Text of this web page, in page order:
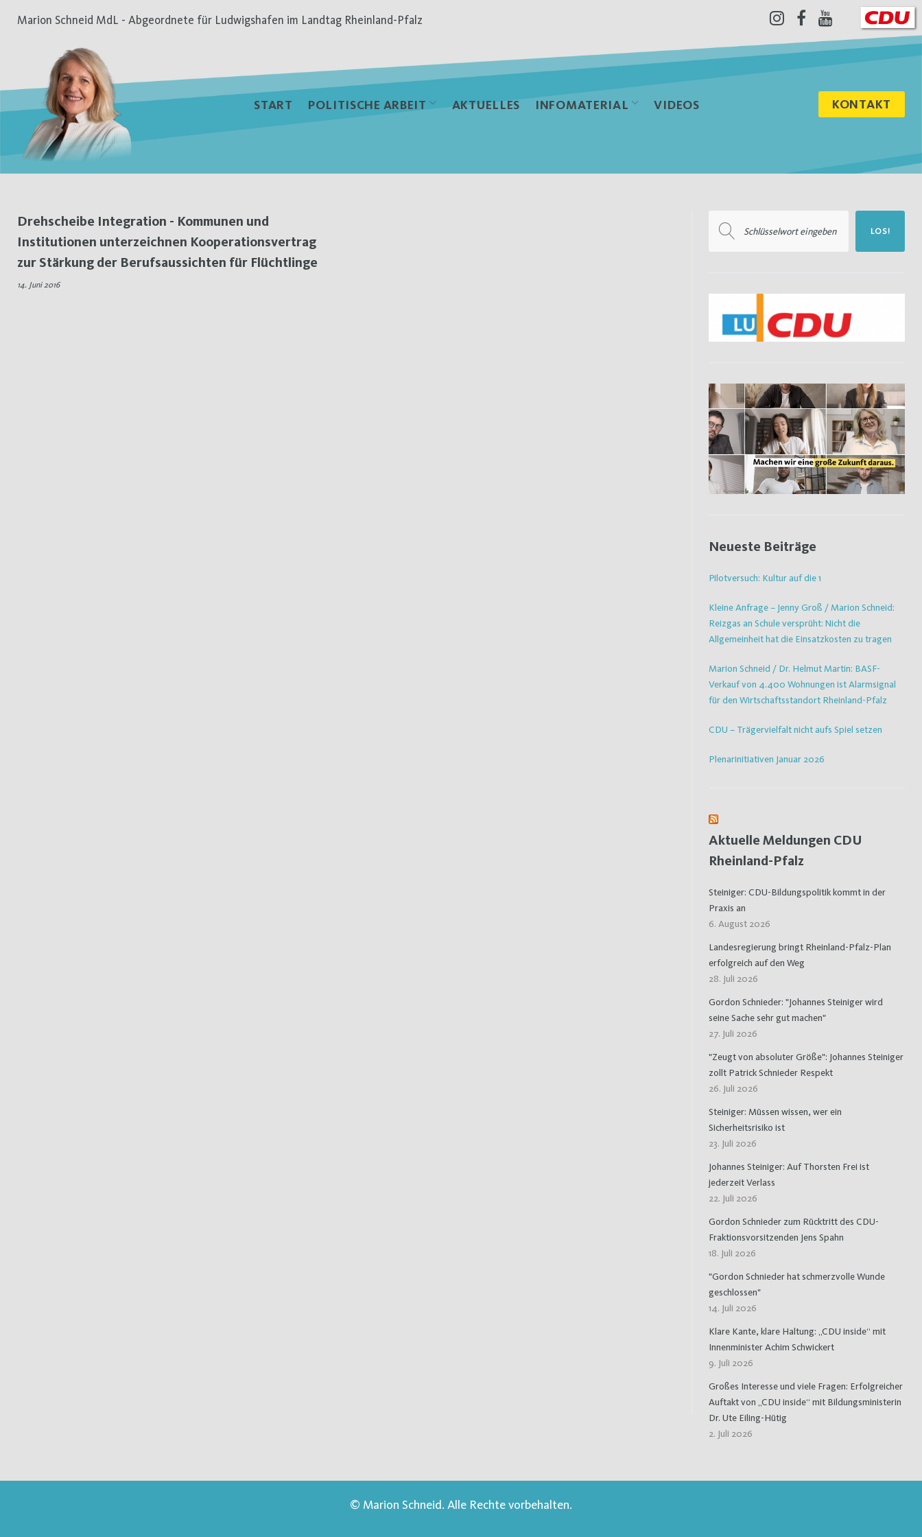
Inhalt
Marion Schneid MdL - Abgeordnete für Ludwigshafen im Landtag Rheinland-Pfalz
Instagram
Facebook
Youtube
START POLITISCHE ARBEIT AKTUELLES INFOMATERIAL VIDEOS KONTAKT
Schlagwort:
Arbeitswelt
Drehscheibe Integration - Kommunen und
Institutionen unterzeichnen Kooperationsvertrag
zur Stärkung der Berufsaussichten für Flüchtlinge
14. Juni 2016
nach:
LOS!
Neueste Beiträge
Pilotversuch: Kultur auf die 1
Kleine Anfrage – Jenny Groß / Marion Schneid:
Reizgas an Schule versprüht: Nicht die
Allgemeinheit hat die Einsatzkosten zu tragen
Marion Schneid / Dr. Helmut Martin: BASF-
Verkauf von 4.400 Wohnungen ist Alarmsignal
für den Wirtschaftsstandort Rheinland-Pfalz
CDU – Trägervielfalt nicht aufs Spiel setzen
Plenarinitiativen Januar 2026
Aktuelle Meldungen CDU
Rheinland-Pfalz
Steiniger: CDU-Bildungspolitik kommt in der
Praxis an
6. August 2026
Landesregierung bringt Rheinland-Pfalz-Plan
erfolgreich auf den Weg
28. Juli 2026
Gordon Schnieder: "Johannes Steiniger wird
seine Sache sehr gut machen"
27. Juli 2026
"Zeugt von absoluter Größe": Johannes Steiniger
zollt Patrick Schnieder Respekt
26. Juli 2026
Steiniger: Müssen wissen, wer ein
Sicherheitsrisiko ist
23. Juli 2026
Johannes Steiniger: Auf Thorsten Frei ist
jederzeit Verlass
22. Juli 2026
Gordon Schnieder zum Rücktritt des CDU-
Fraktionsvorsitzenden Jens Spahn
18. Juli 2026
"Gordon Schnieder hat schmerzvolle Wunde
geschlossen"
14. Juli 2026
Klare Kante, klare Haltung: „CDU inside“ mit
Innenminister Achim Schwickert
9. Juli 2026
Großes Interesse und viele Fragen: Erfolgreicher
Auftakt von „CDU inside“ mit Bildungsministerin
Dr. Ute Eiling-Hütig
2. Juli 2026
© Marion Schneid. Alle Rechte vorbehalten.